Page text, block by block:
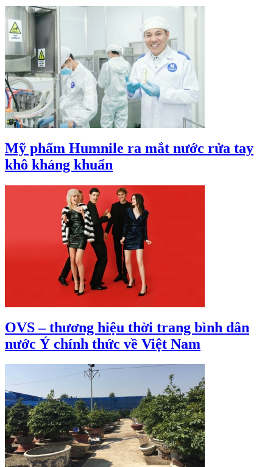
Mỹ phẩm Humnile ra mắt nước rửa tay
khô kháng khuẩn
OVS – thương hiệu thời trang bình dân
nước Ý chính thức về Việt Nam